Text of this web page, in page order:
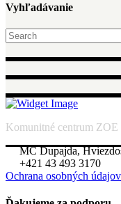
Vyhľadávanie
Search
for:
Komunitné centrum
MC Dupajda,
+421 43 493 3170
Ochrana osobných údajov